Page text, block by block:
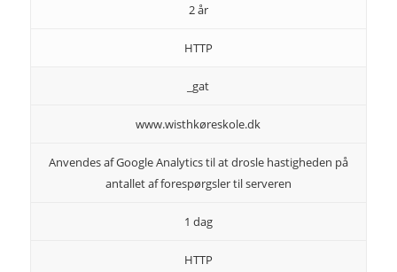
2 år
HTTP
_gat
www.wisthkøreskole.dk
Anvendes af Google Analytics til at drosle hastigheden på
antallet af forespørgsler til serveren
1 dag
HTTP